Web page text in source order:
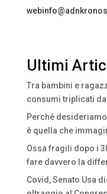
Ultimi
Tra bambini e
consumi triplicati
Perché
è quella che
Ossa fragili dopo i
fare davvero la
Covid, Senato Usa